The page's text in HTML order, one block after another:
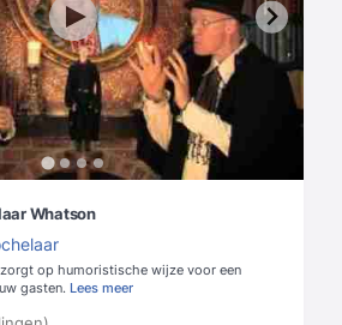
Whatson
op humoristische wijze voor een
gasten. Lees meer